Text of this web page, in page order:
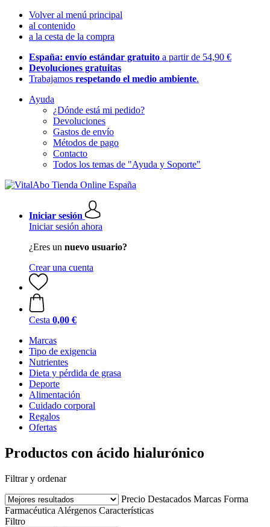
Volver al menú principal
al contenido
a la cesta de la compra
España: envío estándar gratuito a partir de 54,90 €
Devoluciones gratuitas
Trabajamos respetando el medio ambiente.
Ayuda
¿Dónde está mi pedido?
Devoluciones
Gastos de envío
Métodos de pago
Contacto
Todos los temas de "Ayuda y Soporte"
Iniciar sesión
Iniciar sesión ahora
¿Eres un nuevo usuario?
Crear una cuenta
Cesta 0,00 €
Marcas
Tipo de exigencia
Nutrientes
Dieta y pérdida de grasa
Deporte
Alimentación
Cuidado corporal
Regalos
Ofertas
Productos con ácido hialurónico
Filtrar y ordenar
Precio Destacados Marcas Forma
Farmacéutica Alérgenos Características
Filtro